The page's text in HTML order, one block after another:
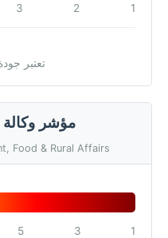
1
2
3
تعتبر
مؤشر وكالة
Food & Rural Affairs
1
3
5